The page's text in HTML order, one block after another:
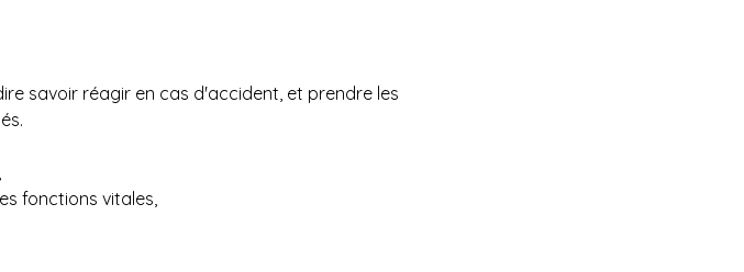
savoir réagir en cas d'accident, et prendre les
fonctions vitales,